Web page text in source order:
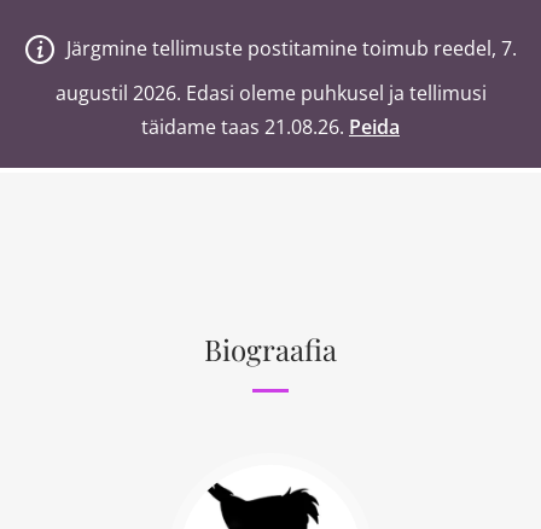
Vana ja Hea
Otsi poest märksõnaga
Ostukorv 0
Biograafia
Järgmine tellimuste postitamine toimub reedel, 7.
augustil 2026. Edasi oleme puhkusel ja tellimusi
täidame taas 21.08.26. Peida
Järgmine tellimuste postitamine toimub reedel, 7.
augustil 2026. Edasi oleme puhkusel ja tellimusi
täidame taas 21.08.26. Peida